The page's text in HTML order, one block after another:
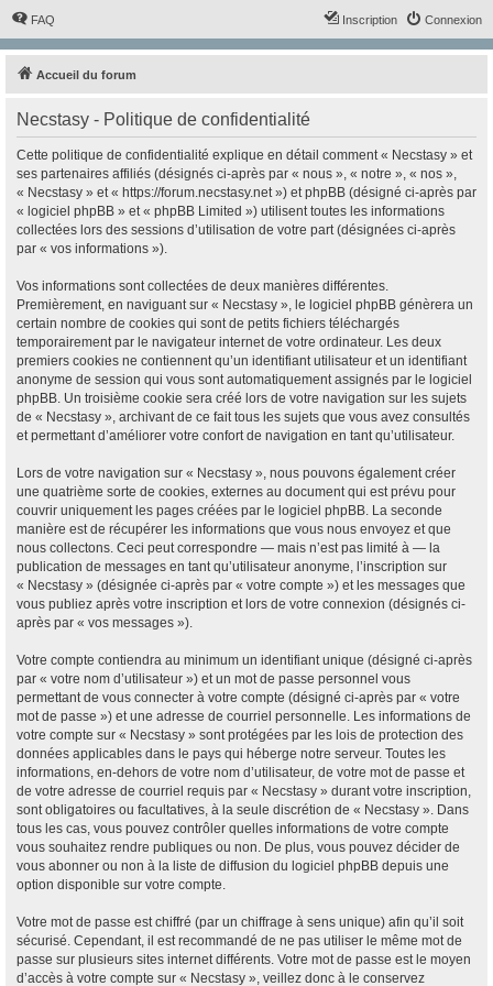
FAQ Connexion
Inscription
Accueil du forum
Necstasy - Politique de confidentialité
Cette politique de confidentialité explique en détail comment « Necstasy » et
ses partenaires affiliés (désignés ci-après par « nous », « notre », « nos »,
« Necstasy » et « https://forum.necstasy.net ») et phpBB (désigné ci-après par
« logiciel phpBB » et « phpBB Limited ») utilisent toutes les informations
collectées lors des sessions d’utilisation de votre part (désignées ci-après
par « vos informations »).
Vos informations sont collectées de deux manières différentes.
Premièrement, en naviguant sur « Necstasy », le logiciel phpBB génèrera un
certain nombre de cookies qui sont de petits fichiers téléchargés
temporairement par le navigateur internet de votre ordinateur. Les deux
premiers cookies ne contiennent qu’un identifiant utilisateur et un identifiant
anonyme de session qui vous sont automatiquement assignés par le logiciel
phpBB. Un troisième cookie sera créé lors de votre navigation sur les sujets
de « Necstasy », archivant de ce fait tous les sujets que vous avez consultés
et permettant d’améliorer votre confort de navigation en tant qu’utilisateur.
Lors de votre navigation sur « Necstasy », nous pouvons également créer
une quatrième sorte de cookies, externes au document qui est prévu pour
couvrir uniquement les pages créées par le logiciel phpBB. La seconde
manière est de récupérer les informations que vous nous envoyez et que
nous collectons. Ceci peut correspondre — mais n’est pas limité à — la
publication de messages en tant qu’utilisateur anonyme, l’inscription sur
« Necstasy » (désignée ci-après par « votre compte ») et les messages que
vous publiez après votre inscription et lors de votre connexion (désignés ci-
après par « vos messages »).
Votre compte contiendra au minimum un identifiant unique (désigné ci-après
par « votre nom d’utilisateur ») et un mot de passe personnel vous
permettant de vous connecter à votre compte (désigné ci-après par « votre
mot de passe ») et une adresse de courriel personnelle. Les informations de
votre compte sur « Necstasy » sont protégées par les lois de protection des
données applicables dans le pays qui héberge notre serveur. Toutes les
informations, en-dehors de votre nom d’utilisateur, de votre mot de passe et
de votre adresse de courriel requis par « Necstasy » durant votre inscription,
sont obligatoires ou facultatives, à la seule discrétion de « Necstasy ». Dans
tous les cas, vous pouvez contrôler quelles informations de votre compte
vous souhaitez rendre publiques ou non. De plus, vous pouvez décider de
vous abonner ou non à la liste de diffusion du logiciel phpBB depuis une
option disponible sur votre compte.
Votre mot de passe est chiffré (par un chiffrage à sens unique) afin qu’il soit
sécurisé. Cependant, il est recommandé de ne pas utiliser le même mot de
passe sur plusieurs sites internet différents. Votre mot de passe est le moyen
d’accès à votre compte sur « Necstasy », veillez donc à le conservez